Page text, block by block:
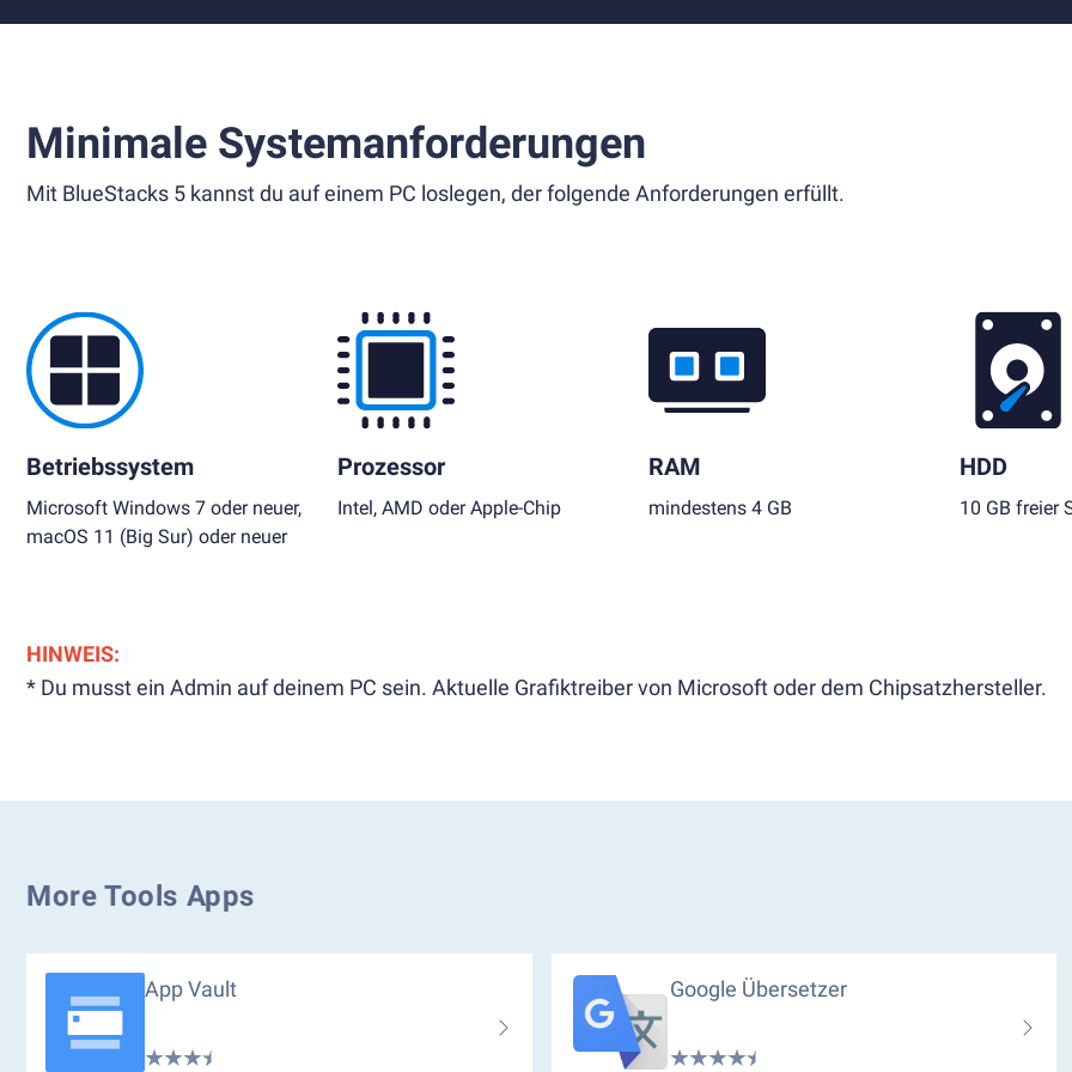
Minimale Systemanforderungen
Mit BlueStacks 5 kannst du auf einem PC loslegen, der folgende Anforderungen erfüllt.
Betriebssystem
Microsoft Windows 7 oder neuer,
macOS 11 (Big Sur) oder neuer
Prozessor
Intel, AMD oder Apple-Chip
RAM
mindestens 4 GB
HDD
10 GB freier
HINWEIS:
* Du musst ein Admin auf deinem PC sein. Aktuelle Grafiktreiber von Microsoft oder dem Chipsatzhersteller.
More Tools Apps
App Vault Google Übersetzer